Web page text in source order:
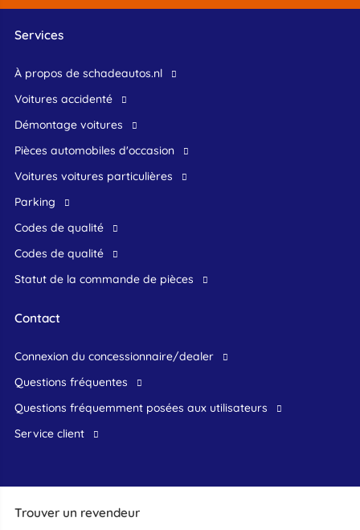
Trouver un revendeur
Services
À propos de schadeautos.nl
Voitures accidenté
Démontage voitures
Pièces automobiles d'occasion
voitures voitures particulières
Parking
Codes de qualité
Codes de qualité
Statut de la commande de pièces
Contact
connexion du concessionnaire/dealer
Questions fréquentes
questions fréquemment posées aux utilisateurs
service client